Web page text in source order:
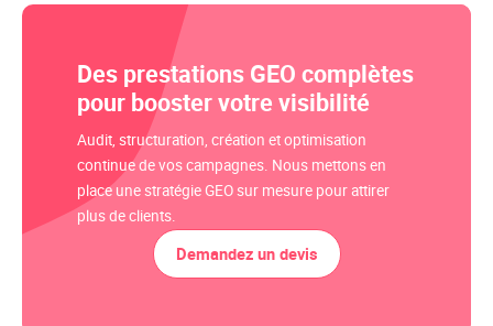
Des prestations GEO complètes
pour booster votre visibilité
Audit, structuration, création et optimisation
continue de vos campagnes. Nous mettons en
place une stratégie GEO sur mesure pour attirer
plus de clients.
Demandez un devis